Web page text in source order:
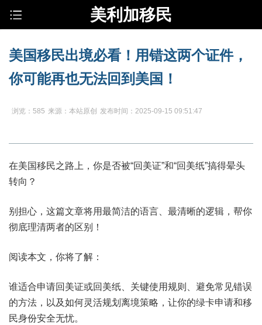
美利加移民
美国移民出境必看！用错这两个证件，
你可能再也无法回到美国！
浏览：585 来源：本站原创 发布时间：2025-09-15 09:51:47
在美国移民之路上，你是否被“回美证”和“回美纸”搞得晕头
转向？
别担心，这篇文章将用最简洁的语言、最清晰的逻辑，帮你
彻底理清两者的区别！
阅读本文，你将了解：
谁适合申请回美证或回美纸、关键使用规则、避免常见错误
的方法，以及如何灵活规划离境策略，让你的绿卡申请和移
民身份安全无忧。